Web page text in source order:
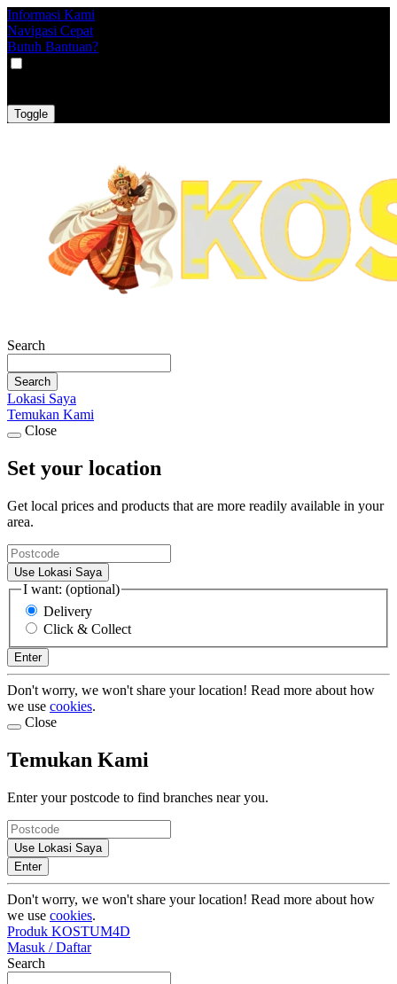
Informasi Kami
Navigasi Cepat
Butuh Bantuan?
Toggle
Search
Search
Lokasi Saya
Temukan Kami
Close
Set your location
Get local prices and products that are more readily available in your
area.
Use Lokasi Saya
I want: (optional)
Delivery
Click & Collect
Enter
Don't worry, we won't share your location! Read more about how
we use cookies.
Close
Temukan Kami
Enter your postcode to find branches near you.
Use Lokasi Saya
Enter
Don't worry, we won't share your location! Read more about how
we use cookies.
Produk KOSTUM4D
Masuk / Daftar
Search